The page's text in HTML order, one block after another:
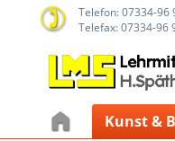
Telefon: 07334-96
Telefax: 07334-96
Kunst &